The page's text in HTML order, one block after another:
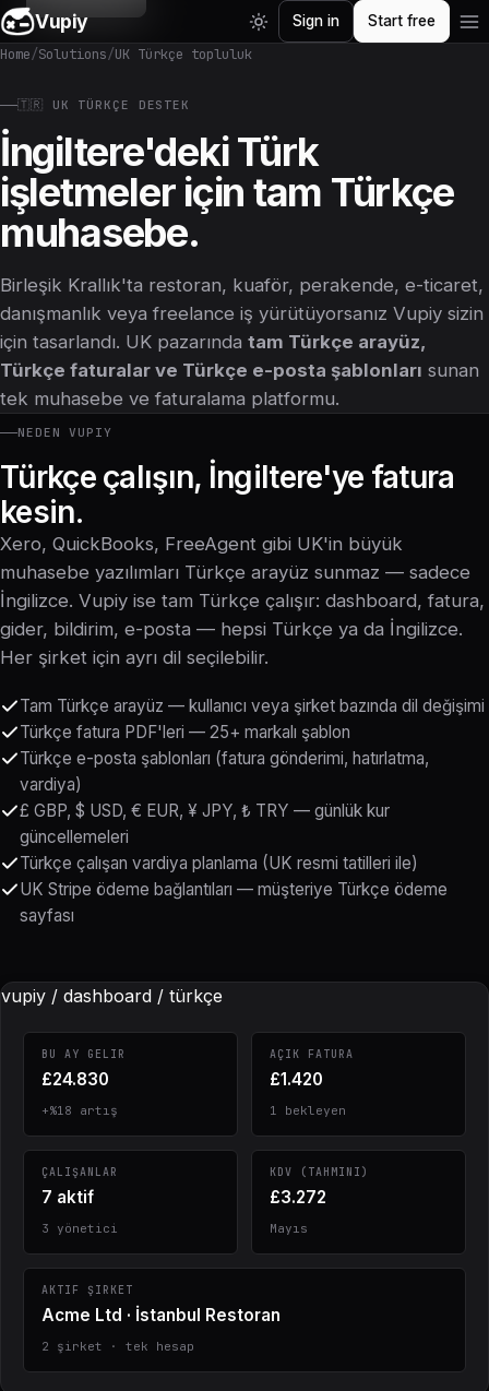
Vupiy Sign in Start free
Home/Solutions/UK Türkçe topluluk
🇹🇷 UK TÜRKÇE DESTEK
İngiltere'deki Türk
işletmeler için tam Türkçe
muhasebe.
Birleşik Krallık'ta restoran, kuaför, perakende, e-ticaret,
danışmanlık veya freelance iş yürütüyorsanız Vupiy sizin
için tasarlandı. UK pazarında tam Türkçe arayüz,
Türkçe faturalar ve Türkçe e-posta şablonları sunan
tek muhasebe ve faturalama platformu.
NEDEN VUPIY
Türkçe çalışın, İngiltere'ye fatura
kesin.
Xero, QuickBooks, FreeAgent gibi UK'in büyük
muhasebe yazılımları Türkçe arayüz sunmaz — sadece
İngilizce. Vupiy ise tam Türkçe çalışır: dashboard, fatura,
gider, bildirim, e-posta — hepsi Türkçe ya da İngilizce.
Her şirket için ayrı dil seçilebilir.
Tam Türkçe arayüz — kullanıcı veya şirket bazında dil değişimi
Türkçe fatura PDF'leri — 25+ markalı şablon
Türkçe e-posta şablonları (fatura gönderimi, hatırlatma,
vardiya)
£ GBP, $ USD, € EUR, ¥ JPY, ₺ TRY — günlük kur
güncellemeleri
Türkçe çalışan vardiya planlama (UK resmi tatilleri ile)
UK Stripe ödeme bağlantıları — müşteriye Türkçe ödeme
sayfası
vupiy / dashboard / türkçe
BU AY GELIR
£24.830
+%18 artış
AÇIK FATURA
£1.420
1 bekleyen
ÇALIŞANLAR
7 aktif
3 yönetici
KDV (TAHMINI)
£3.272
Mayıs
AKTIF ŞIRKET
Acme Ltd · İstanbul Restoran
2 şirket · tek hesap